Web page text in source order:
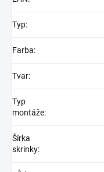
Typ:
Farba:
Tvar:
Typ
montáže:
Šírka
skrinky: